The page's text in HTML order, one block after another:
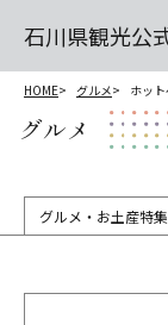
石川県観光公
HOME グルメ ホッ
グルメ
グルメ・お土産特集